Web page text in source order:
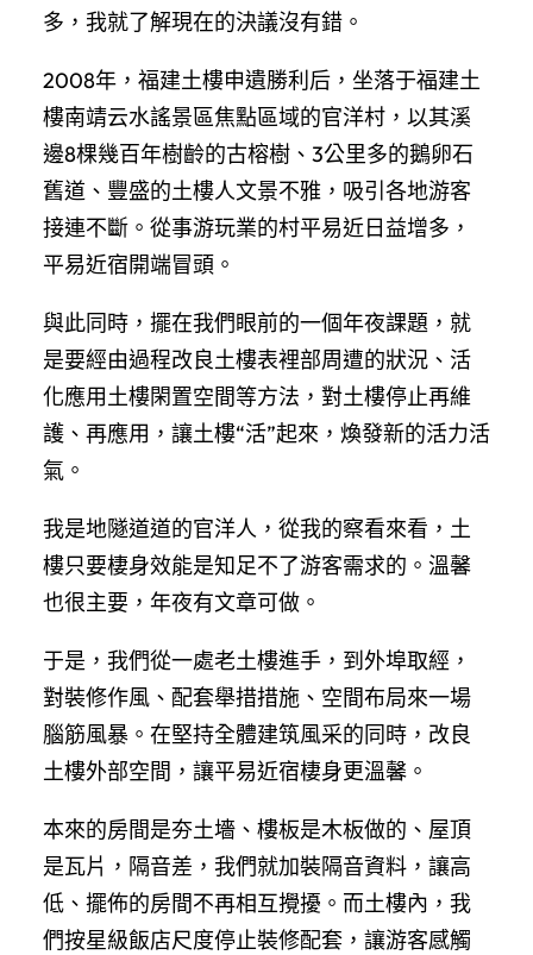
多，我就了解現在的決議沒有錯。
2008年，福建土樓申遺勝利后，坐落于福建土
樓南靖云水謠景區焦點區域的官洋村，以其溪
邊8棵幾百年樹齡的古榕樹、3公里多的鵝卵石
舊道、豐盛的土樓人文景不雅，吸引各地游客
接連不斷。從事游玩業的村平易近日益增多，
平易近宿開端冒頭。
與此同時，擺在我們眼前的一個年夜課題，就
是要經由過程改良土樓表裡部周遭的狀況、活
化應用土樓閑置空間等方法，對土樓停止再維
護、再應用，讓土樓“活”起來，煥發新的活力活
氣。
我是地隧道道的官洋人，從我的察看來看，土
樓只要棲身效能是知足不了游客需求的。溫馨
也很主要，年夜有文章可做。
于是，我們從一處老土樓進手，到外埠取經，
對裝修作風、配套舉措措施、空間布局來一場
腦筋風暴。在堅持全體建筑風采的同時，改良
土樓外部空間，讓平易近宿棲身更溫馨。
本來的房間是夯土墻、樓板是木板做的、屋頂
是瓦片，隔音差，我們就加裝隔音資料，讓高
低、擺佈的房間不再相互攪擾。而土樓內，我
們按星級飯店尺度停止裝修配套，讓游客感觸